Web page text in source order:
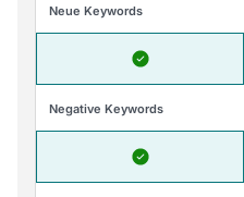
Neue Keywords
Negative Keywords